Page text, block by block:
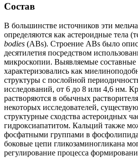
Состав
В большинстве источников эти
определяются как астероидные тела
bodies (ABs). Строение АВs было
десятилетия посредством
микроскопии. Выявляемые составные
характеризовались как
структуры с послойной
исследований, от 6 до 8 или 4,6 нм.
растворяются в обычных
некоторых исследователей,
структурные сходства астероидных
гидроксиапатитом. Кальций также
фосфатными группами в
боковые цепи гликозаминогликана
регулирование процесса